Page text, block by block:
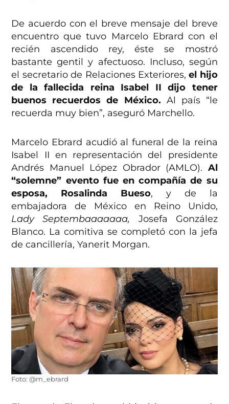
De acuerdo con el breve mensaje del breve
encuentro que tuvo Marcelo Ebrard con el
recién ascendido rey, éste se mostró
bastante gentil y afectuoso. Incluso, según
el secretario de Relaciones Exteriores,el hijo
de la fallecida reina Isabel II dijo tener
buenos recuerdos de México. Al país “le
recuerda muy bien”, aseguró Marchello.
Marcelo Ebrard acudió al funeral de la reina
Isabel II en representación del presidente
Andrés Manuel López Obrador (AMLO). Al
“solemne” evento fue en compañía de su
esposa, Rosalinda Bueso, y de la
embajadora de México en Reino Unido,
Lady Septembaaaaaaa, Josefa González
Blanco. La comitiva se completó con la jefa
de cancillería, Yanerit Morgan.
Foto: @m_ebrard